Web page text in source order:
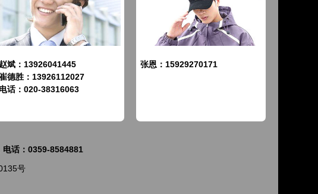
赵斌：13926041445
德胜：13926112027
电话：020-38316063
张恩：15929270171
电话：0359-8584881
号